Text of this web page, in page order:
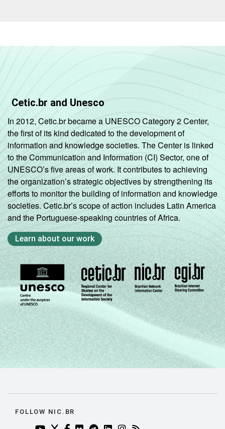
Cetic.br and Unesco
In 2012, Cetic.br became a UNESCO Category 2 Center,
the first of its kind dedicated to the development of
information and knowledge societies. The Center is linked
to the Communication and Information (CI) Sector, one of
UNESCO’s five areas of work. It contributes to achieving
the organization’s strategic objectives by strengthening its
efforts to monitor the building of information and knowledge
societies. Cetic.br’s scope of action includes Latin America
and the Portuguese-speaking countries of Africa.
Learn about our work
FOLLOW NIC.BR